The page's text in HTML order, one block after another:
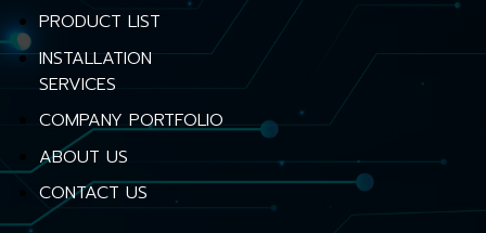
PRODUCT LIST
INSTALLATION
SERVICES
COMPANY PORTFOLIO
ABOUT US
CONTACT US